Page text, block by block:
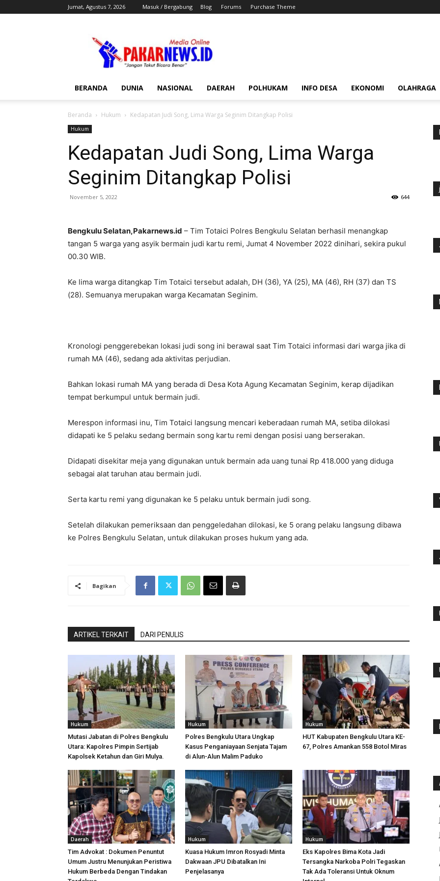
Jumat, Agustus 7, 2026 Masuk / Bergabung Blog Forums Purchase Theme
BERANDA DUNIA NASIONAL DAERAH POLHUKAM INFO DESA EKONOMI OLAHRAGA
Beranda Hukum Kedapatan Judi Song, Lima Warga Seginim Ditangkap Polisi
Hukum
Kedapatan Judi Song, Lima Warga
Seginim Ditangkap Polisi
November 5, 2022 644
Bengkulu Selatan,Pakarnews.id – Tim Totaici Polres Bengkulu Selatan berhasil menangkap
tangan 5 warga yang asyik bermain judi kartu remi, Jumat 4 November 2022 dinihari, sekira pukul
00.30 WIB.
Ke lima warga ditangkap Tim Totaici tersebut adalah, DH (36), YA (25), MA (46), RH (37) dan TS
(28). Semuanya merupakan warga Kecamatan Seginim.
Kronologi penggerebekan lokasi judi song ini berawal saat Tim Totaici informasi dari warga jika di
rumah MA (46), sedang ada aktivitas perjudian.
Bahkan lokasi rumah MA yang berada di Desa Kota Agung Kecamatan Seginim, kerap dijadikan
tempat berkumpul untuk bermain judi.
Merespon informasi inu, Tim Totaici langsung mencari keberadaan rumah MA, setiba dilokasi
didapati ke 5 pelaku sedang bermain song kartu remi dengan posisi uang berserakan.
Didapati disekitar meja yang digunakan untuk bermain ada uang tunai Rp 418.000 yang diduga
sebagai alat taruhan atau bermain judi.
Serta kartu remi yang digunakan ke 5 pelaku untuk bermain judi song.
Setelah dilakukan pemeriksaan dan penggeledahan dilokasi, ke 5 orang pelaku langsung dibawa
ke Polres Bengkulu Selatan, untuk dilakukan proses hukum yang ada.
Bagikan
ARTIKEL TERKAIT DARI PENULIS
Hukum
Mutasi Jabatan di Polres Bengkulu
Utara: Kapolres Pimpin Sertijab
Kapolsek Ketahun dan Giri Mulya.
Hukum
Polres Bengkulu Utara Ungkap
Kasus Penganiayaan Senjata Tajam
di Alun-Alun Malim Paduko
Hukum
HUT Kabupaten Bengkulu Utara KE-
67, Polres Amankan 558 Botol Miras
Daerah
Tim Advokat : Dokumen Penuntut
Umum Justru Menunjukan Peristiwa
Hukum Berbeda Dengan Tindakan
Hukum
Kuasa Hukum Imron Rosyadi Minta
Dakwaan JPU Dibatalkan Ini
Penjelasanya
Hukum
Eks Kapolres Bima Kota Jadi
Tersangka Narkoba Polri Tegaskan
Tak Ada Toleransi Untuk Oknum